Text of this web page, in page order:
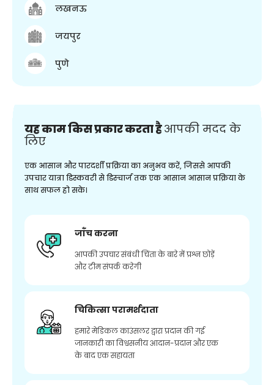
लखनऊ
जयपुर
पुणे
यह काम किस प्रकार करता हैआपकी मदद के
लिए
एक आसान और पारदर्शी प्रक्रिया का अनुभव करें, जिससे आपकी
उपचार यात्रा डिस्कवरी से डिस्चार्ज तक एक आसान आसान प्रक्रिया के
साथ सफल हो सके।
जाँच करना
आपकी उपचार संबंधी चिंता के बारे में प्रश्न छोड़ें
और टीम संपर्क करेगी
चिकित्सा परामर्शदाता
हमारे मेडिकल काउंसलर द्वारा प्रदान की गई
जानकारी का विश्वसनीय आदान-प्रदान और एक
के बाद एक सहायता